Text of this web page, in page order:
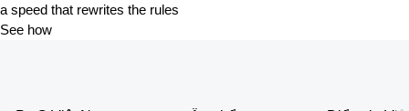
a speed that rewrites the rules
See how